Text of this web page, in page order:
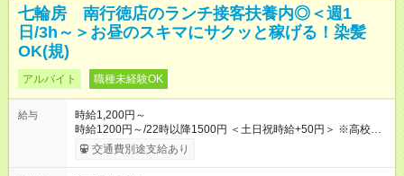
七輪房 南行徳店のランチ接客扶養内◎＜週1
日/3h～＞お昼のスキマにサクッと稼げる！染髪
OK(規)
アルバイト 職種未経験OK
給与
時給1,200円～
時給1200円～/22時以降1500円 ＜土日祝時給+50円＞ ※高校生
時給1200円 【試用期間】試用期間あり 試用期間の長さ：12ヶ
月 ※ 雇用形態と給与に、本採用時と異なる部分があります。 雇
交通費別途支給あり